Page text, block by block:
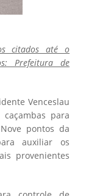
citados até o
Prefeitura de
Venceslau
para
pontos da
auxiliar os
provenientes